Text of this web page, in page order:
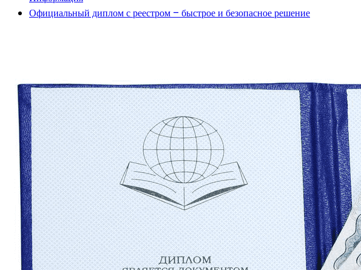
Официальный диплом с реестром – быстрое и безопасное решение